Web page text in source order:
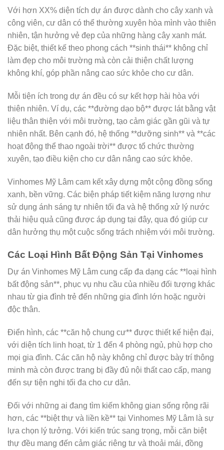
Với hơn XX% diện tích dự án được dành cho cây xanh và
công viên, cư dân có thể thường xuyên hòa mình vào thiên
nhiên, tận hưởng vẻ đẹp của những hàng cây xanh mát.
Đặc biệt, thiết kế theo phong cách **sinh thái** không chỉ
làm đẹp cho môi trường mà còn cải thiện chất lượng
không khí, góp phần nâng cao sức khỏe cho cư dân.
Mỗi tiện ích trong dự án đều có sự kết hợp hài hòa với
thiên nhiên. Ví dụ, các **đường dạo bộ** được lát bằng vật
liệu thân thiện với môi trường, tạo cảm giác gần gũi và tự
nhiên nhất. Bên cạnh đó, hệ thống **dưỡng sinh** và **các
hoạt động thể thao ngoài trời** được tổ chức thường
xuyên, tạo điều kiện cho cư dân nâng cao sức khỏe.
Vinhomes Mỹ Lâm cam kết xây dựng một cộng đồng sống
xanh, bền vững. Các biện pháp tiết kiệm năng lượng như
sử dụng ánh sáng tự nhiên tối đa và hệ thống xử lý nước
thải hiệu quả cũng được áp dụng tại đây, qua đó giúp cư
dân hưởng thụ một cuộc sống trách nhiệm với môi trường.
Các Loại Hình Bất Động Sản Tại Vinhomes
Dự án Vinhomes Mỹ Lâm cung cấp đa dạng các **loại hình
bất động sản**, phục vụ nhu cầu của nhiều đối tượng khác
nhau từ gia đình trẻ đến những gia đình lớn hoặc người
độc thân.
Điển hình, các **căn hộ chung cư** được thiết kế hiện đại,
với diện tích linh hoạt, từ 1 đến 4 phòng ngủ, phù hợp cho
mọi gia đình. Các căn hộ này không chỉ được bày trí thông
minh mà còn được trang bị đầy đủ nội thất cao cấp, mang
đến sự tiện nghi tối đa cho cư dân.
Đối với những ai đang tìm kiếm không gian sống rộng rãi
hơn, các **biệt thự và liền kề** tại Vinhomes Mỹ Lâm là sự
lựa chọn lý tưởng. Với kiến trúc sang trọng, mỗi căn biệt
thự đều mang đến cảm giác riêng tư và thoải mái, đồng